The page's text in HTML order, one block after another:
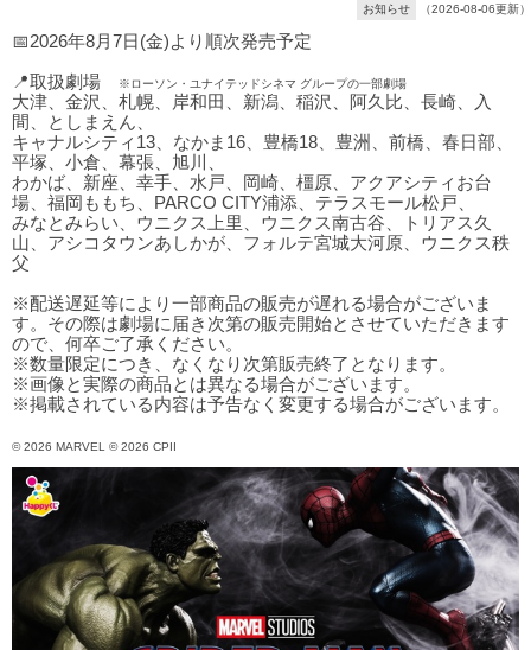
お知らせ （2026-08-06更新）
📅2026年8月7日(金)より順次発売予定
📍取扱劇場 ※ローソン・ユナイテッドシネマ グループの一部劇場
大津、金沢、札幌、岸和田、新潟、稲沢、阿久比、長崎、入
間、としまえん、
キャナルシティ13、なかま16、豊橋18、豊洲、前橋、春日部、
平塚、小倉、幕張、旭川、
わかば、新座、幸手、水戸、岡崎、橿原、アクアシティお台
場、福岡ももち、PARCO CITY浦添、テラスモール松戸、
みなとみらい、ウニクス上里、ウニクス南古谷、トリアス久
山、アシコタウンあしかが、フォルテ宮城大河原、ウニクス秩
父
※配送遅延等により一部商品の販売が遅れる場合がございま
す。その際は劇場に届き次第の販売開始とさせていただきます
ので、何卒ご了承ください。
※数量限定につき、なくなり次第販売終了となります。
※画像と実際の商品とは異なる場合がございます。
※掲載されている内容は予告なく変更する場合がございます。
© 2026 MARVEL © 2026 CPII